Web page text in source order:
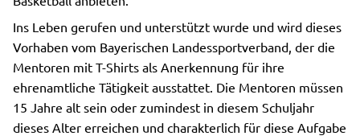
Ins Leben gerufen und unterstützt wurde und wird dieses
Vorhaben vom Bayerischen Landessportverband, der die
Mentoren mit T-Shirts als Anerkennung für ihre
ehrenamtliche Tätigkeit ausstattet. Die Mentoren müssen
15 Jahre alt sein oder zumindest in diesem Schuljahr
dieses Alter erreichen und charakterlich für diese Aufgabe